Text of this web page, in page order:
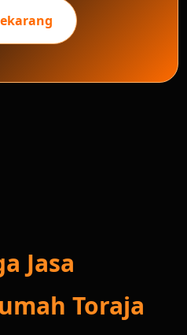
Jasa
Toraja